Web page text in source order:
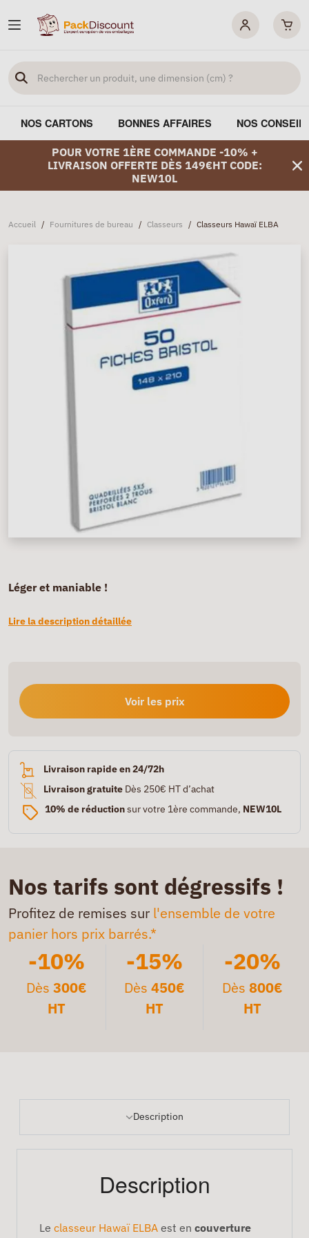
NOS CARTONS BONNES AFFAIRES NOS
POUR VOTRE 1ÈRE COMMANDE -10% +
LIVRAISON OFFERTE DÈS 149€HT CODE:
NEW10L
Accueil / Fournitures de bureau / Classeurs / Classeurs Hawaï ELBA
Léger et maniable !
Lire la description détaillée
Voir les prix
Livraison rapide en 24/72h
Livraison gratuite Dès 250€ HT d’achat
10% de réductionsur votre 1ère commande, NEW10L
Nos tarifs sont dégressifs !
Profitez de remises sur l'ensemble de votre
panier hors prix barrés.*
-10%
Dès300€
HT
-15%
Dès 450€
HT
-20%
Dès 800€
HT
Description
Description
Le classeur Hawaï ELBA est en couverture